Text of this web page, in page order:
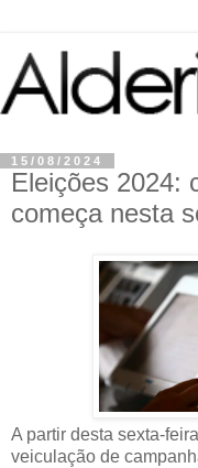
15/08/2024
Eleições 2024:
começa nesta
A partir desta sexta-
veiculação de